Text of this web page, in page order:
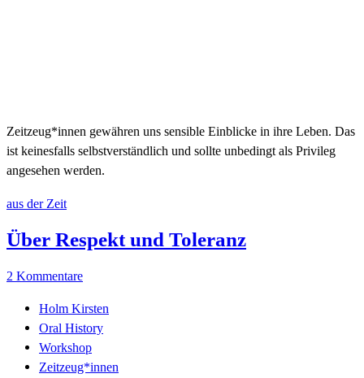
Zeitzeug*innen gewähren uns sensible Einblicke in ihre Leben. Das
ist keinesfalls selbstverständlich und sollte unbedingt als Privileg
angesehen werden.
aus der Zeit
Über Respekt und Toleranz
2 Kommentare
Holm Kirsten
Oral History
Workshop
Zeitzeug*innen